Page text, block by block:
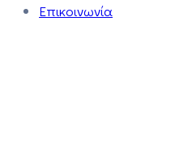
Επικοινωνία